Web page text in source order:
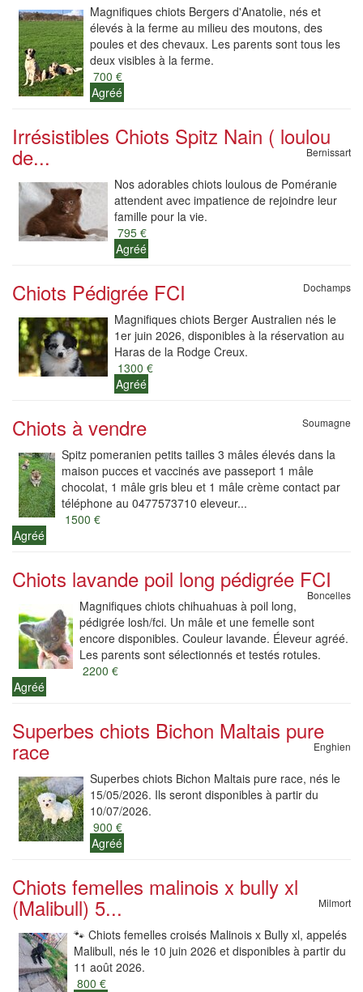
Magnifiques chiots Bergers d'Anatolie, nés et
élevés à la ferme au milieu des moutons, des
poules et des chevaux. Les parents sont tous les
deux visibles à la ferme.
700 €
Agréé
Irrésistibles Chiots Spitz Nain ( loulou
de... Bernissart
Nos adorables chiots loulous de Poméranie
attendent avec impatience de rejoindre leur
famille pour la vie.
795 €
Agréé
Chiots Pédigrée FCI Dochamps
Magnifiques chiots Berger Australien nés le
1er juin 2026, disponibles à la réservation au
Haras de la Rodge Creux.
1300 €
Agréé
Chiots à vendre Soumagne
Spitz pomeranien petits tailles 3 mâles élevés dans la
maison pucces et vaccinés ave passeport 1 mâle
chocolat, 1 mâle gris bleu et 1 mâle crème contact par
téléphone au 0477573710 eleveur...
1500 €
Agréé
Chiots lavande poil long pédigrée FCI
Boncelles
Magnifiques chiots chihuahuas à poil long,
pédigrée losh/fci. Un mâle et une femelle sont
encore disponibles. Couleur lavande. Éleveur agréé.
Les parents sont sélectionnés et testés rotules.
2200 €
Agréé
Superbes chiots Bichon Maltais pure
race Enghien
Superbes chiots Bichon Maltais pure race, nés le
15/05/2026. Ils seront disponibles à partir du
10/07/2026.
900 €
Agréé
Chiots femelles malinois x bully xl
(Malibull) 5... Milmort
🐾 Chiots femelles croisés Malinois x Bully xl, appelés
Malibull, nés le 10 juin 2026 et disponibles à partir du
11 août 2026.
800 €